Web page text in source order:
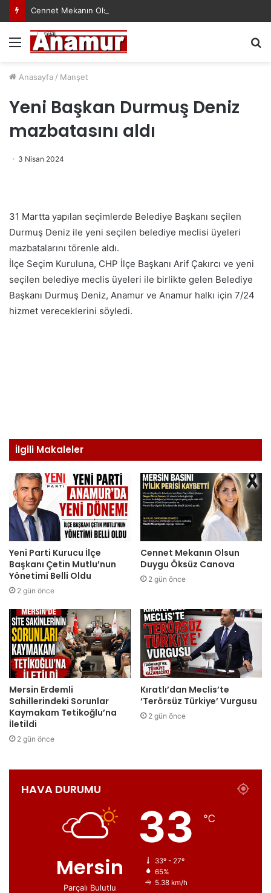
Cennet Mekanın Olsun Duygu Öksüz Canova
Menü
Anasayfa / Manşet
Yeni Başkan Durmuş Deniz
mazbatasını aldı
3 Nisan 2024
31 Martta yapılan seçimlerde Belediye Başkanı seçilen
Durmuş Deniz ile yeni seçilen belediye meclisi üyeleri
mazbatalarını törenle aldı.
İlçe Seçim Kuruluna, CHP İlçe Başkanı Arif Çakırcı ve yeni
seçilen belediye meclis üyeleri ile birlikte gelen Belediye
Başkanı Durmuş Deniz, Anamur ve Anamur halkı için 7/24
hizmet vereceklerini söyledi.
İlgili Makaleler
Yeni Parti Kurucu İlçe
Başkanı Çetin Mutlu’nun
Yönetimi Belli Oldu
2 gün önce
Cennet Mekanın Olsun
Duygu Öksüz Canova
2 gün önce
Mersin Erdemli
Sahillerindeki Sorunlar
Kaymakam Tetikoğlu’na
İletildi
2 gün önce
Kıratlı’dan Meclis’te
‘Terörsüz Türkiye’ Vurgusu
2 gün önce
HAVA DURUMU
Mersin
Parçalı Bulutlu
33 ℃
33º - 27º
65%
5.38 km/h